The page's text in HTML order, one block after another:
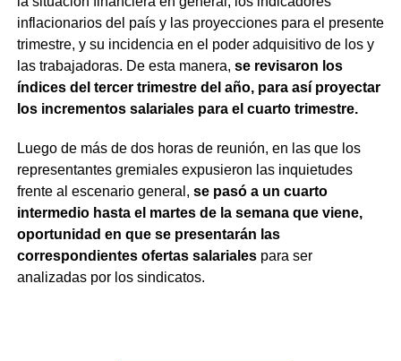
inflacionarios del país y las proyecciones para el presente
trimestre, y su incidencia en el poder adquisitivo de los y
las trabajadoras. De esta manera, se revisaron los
índices del tercer trimestre del año, para así proyectar
los incrementos salariales para el cuarto trimestre.
Luego de más de dos horas de reunión, en las que los
representantes gremiales expusieron las inquietudes
frente al escenario general, se pasó a un cuarto
intermedio hasta el martes de la semana que viene,
oportunidad en que se presentarán las
correspondientes ofertas salariales para ser
analizadas por los sindicatos.